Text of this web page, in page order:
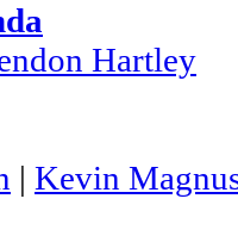
Hartley
| Kevin